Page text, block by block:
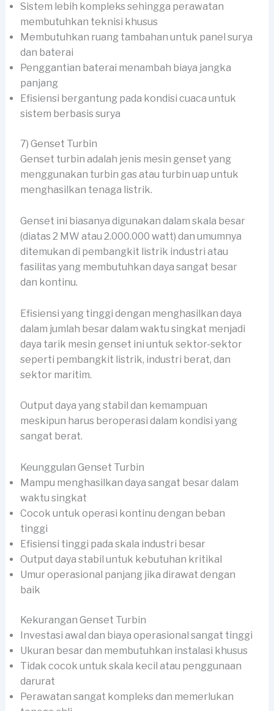
Sistem lebih kompleks sehingga perawatan
membutuhkan teknisi khusus
Membutuhkan ruang tambahan untuk panel surya
dan baterai
Penggantian baterai menambah biaya jangka
panjang
Efisiensi bergantung pada kondisi cuaca untuk
sistem berbasis surya
7) Genset Turbin
Genset turbin adalah jenis mesin genset yang
menggunakan turbin gas atau turbin uap untuk
menghasilkan tenaga listrik.
Genset ini biasanya digunakan dalam skala besar
(diatas 2 MW atau 2.000.000 watt) dan umumnya
ditemukan di pembangkit listrik industri atau
fasilitas yang membutuhkan daya sangat besar
dan kontinu.
Efisiensi yang tinggi dengan menghasilkan daya
dalam jumlah besar dalam waktu singkat menjadi
daya tarik mesin genset ini untuk sektor-sektor
seperti pembangkit listrik, industri berat, dan
sektor maritim.
Output daya yang stabil dan kemampuan
meskipun harus beroperasi dalam kondisi yang
sangat berat.
Keunggulan Genset Turbin
Mampu menghasilkan daya sangat besar dalam
waktu singkat
Cocok untuk operasi kontinu dengan beban
tinggi
Efisiensi tinggi pada skala industri besar
Output daya stabil untuk kebutuhan kritikal
Umur operasional panjang jika dirawat dengan
baik
Kekurangan Genset Turbin
Investasi awal dan biaya operasional sangat tinggi
Ukuran besar dan membutuhkan instalasi khusus
Tidak cocok untuk skala kecil atau penggunaan
darurat
Perawatan sangat kompleks dan memerlukan